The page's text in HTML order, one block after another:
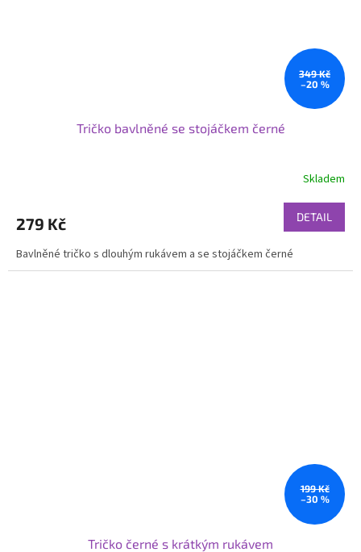
349 Kč
–20 %
Tričko bavlněné se stojáčkem černé
Skladem
279 Kč DETAIL
Bavlněné tričko s dlouhým rukávem a se stojáčkem černé
199 Kč
–30 %
Tričko černé s krátkým rukávem